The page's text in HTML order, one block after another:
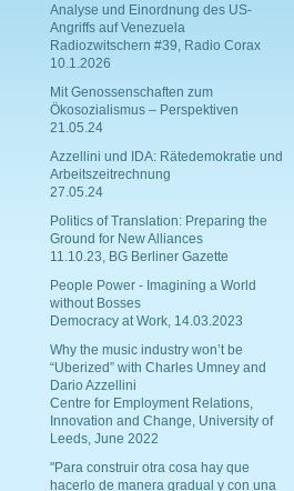
Analyse und Einordnung des US-
Angriffs auf Venezuela
Radiozwitschern #39, Radio Corax
10.1.2026
Mit Genossenschaften zum
Ökosozialismus – Perspektiven
21.05.24
Azzellini und IDA: Rätedemokratie und
Arbeitszeitrechnung
27.05.24
Politics of Translation: Preparing the
Ground for New Alliances
11.10.23, BG Berliner Gazette
People Power - Imagining a World
without Bosses
Democracy at Work, 14.03.2023
Why the music industry won’t be
“Uberized” with Charles Umney and
Dario Azzellini
Centre for Employment Relations,
Innovation and Change, University of
Leeds, June 2022
"Para construir otra cosa hay que
hacerlo de manera gradual y con una